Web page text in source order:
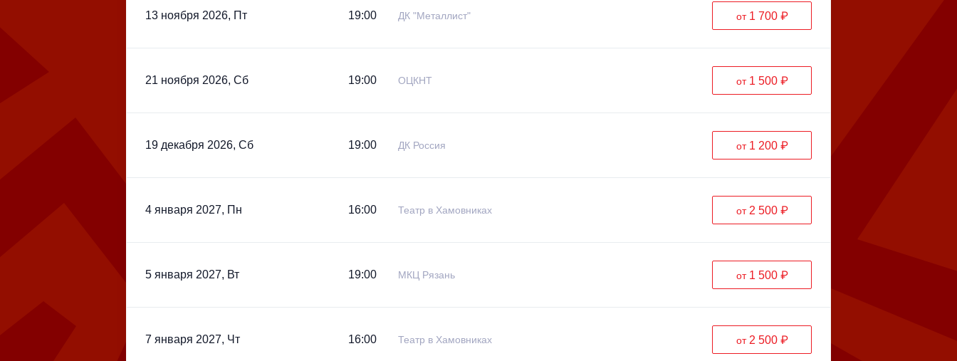
13 ноября 2026, Пт 19:00 ДК "Металлист" от 1 700 ₽
21 ноября 2026, Сб 19:00 ОЦКНТ от 1 500 ₽
19 декабря 2026, Сб 19:00 ДК Россия от 1 200 ₽
4 января 2027, Пн 16:00 Театр в Хамовниках от 2 500 ₽
5 января 2027, Вт 19:00 МКЦ Рязань от 1 500 ₽
7 января 2027, Чт 16:00 Театр в Хамовниках от 2 500 ₽